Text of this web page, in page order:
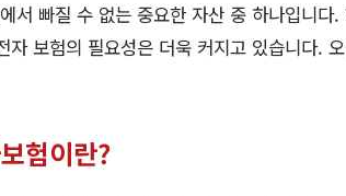
서 빠질 수 없는 중요한 자산 중 하나입니
자 보험의 필요성은 더욱 커지고 있습니다.
험이란?